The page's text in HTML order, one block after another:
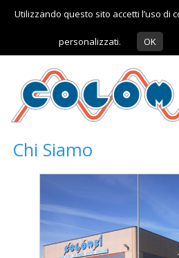
Utilizzando questo sito accetti l’uso di
personalizzati. OK
Chi Siamo